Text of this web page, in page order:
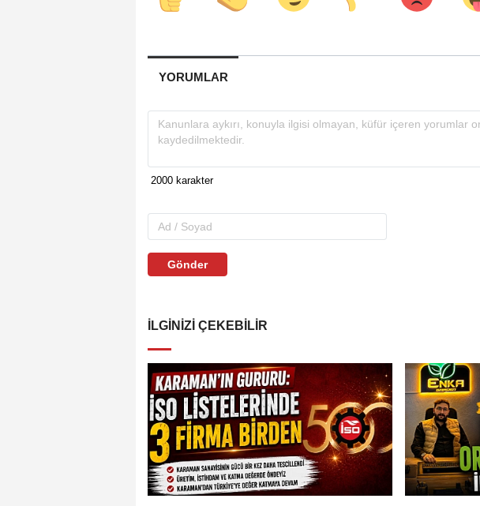
YORUMLAR
Gönder
İLGINIZI ÇEKEBILIR